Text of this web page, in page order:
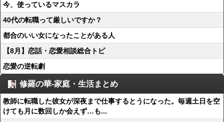
今、使っているマスカラ
40代の転職って厳しいですか？
都合のいい女になったことがある人
【8月】恋話・恋愛相談総合トピ
恋愛の逆転劇
修羅の華-家庭・生活まとめ
教師に転職した彼女が深夜まで仕事するとうになった。毎週土日を空
けても月に数回しか会えず…も...